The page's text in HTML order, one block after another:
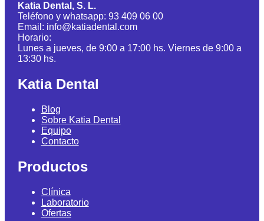
Katia Dental, S. L.
Teléfono y whatsapp: 93 409 06 00
Email: info@katiadental.com
Horario:
Lunes a jueves, de 9:00 a 17:00 hs. Viernes de 9:00 a
13:30 hs.
Katia Dental
Blog
Sobre Katia Dental
Equipo
Contacto
Productos
Clínica
Laboratorio
Ofertas